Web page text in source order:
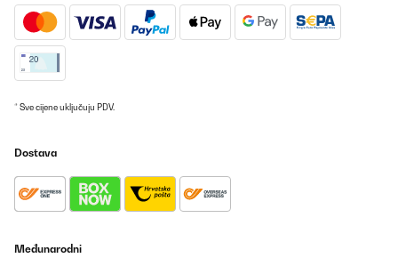
habe alle Funktionen bisher getestet. und es funktioniert alles.
Fleisch essen wir nicht, dazu kann ich nichts sagen. Nudeln
gehen bei mir einfacher, wenn ich sie mit der Hand anfertige.- Der
Mixaufsatz ist super für Suppen zu pürieren ( ich mache sie nicht
heiss da hinein). Und auch für Smoothie für eine grössere Familie
auch geeignet. - In der Hauptsache verwende ich diese Maschine
und etwas Dinkelmehl) . Und da ich mehr Teig habe verteile den
bei mir, weil Eier nicht schaumig werden. Mit vier habe ich es
gemacht. Das wurde nichts. Hierfür muss der Handmixer her. -
Wenn man sich an die Mengenangaben hält ist die Maschine
Amazon-Benutzer
* Sve cijene uključuju PDV.
Dostava
Međunarodni